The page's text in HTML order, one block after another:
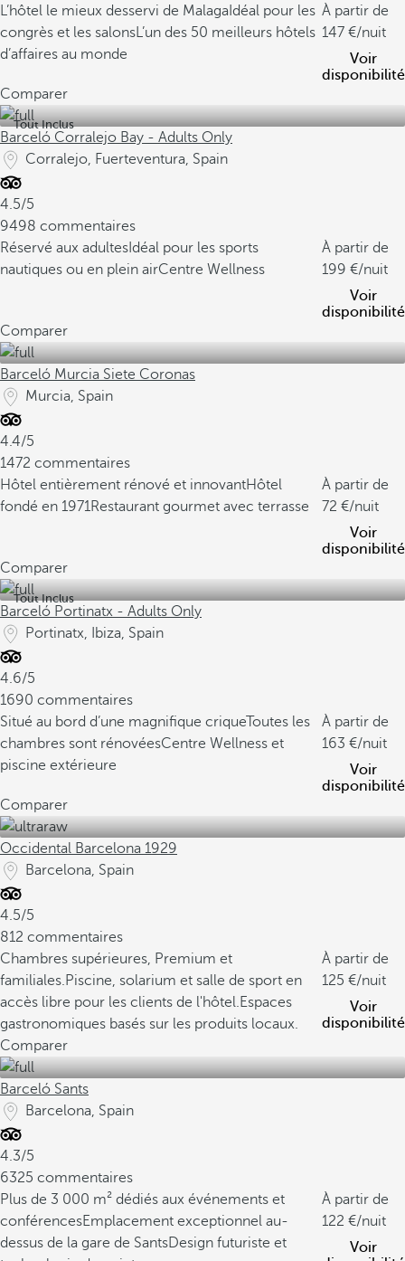
L’hôtel le mieux desservi de Malaga Idéal pour les
congrès et les salonsL’un des 50 meilleurs hôtels
d’affaires au monde
À partir de
147
/nuit
Voir
disponibilité
Comparer
Tout Inclus
Barceló Corralejo Bay - Adults Only
Corralejo, Fuerteventura, Spain
4.5/5
9498 commentaires
Réservé aux adultes Idéal pour les sports
nautiques ou en plein airCentre Wellness
À partir de
199
/nuit
Voir
disponibilité
Comparer
Barceló Murcia Siete Coronas
Murcia, Spain
4.4/5
1472 commentaires
Hôtel entièrement rénové et innovantHôtel
fondé en 1971Restaurant gourmet avec terrasse
À partir de
72
/nuit
Voir
disponibilité
Comparer
Tout Inclus
Barceló Portinatx - Adults Only
Portinatx, Ibiza, Spain
4.6/5
1690 commentaires
Situé au bord d’une magnifique criqueToutes les
chambres sont rénovéesCentre Wellness et
piscine extérieure
À partir de
163
/nuit
Voir
disponibilité
Comparer
Occidental Barcelona 1929
Barcelona, Spain
4.5/5
812 commentaires
Chambres supérieures, Premium et
familiales.Piscine, solarium et salle de sport en
accès libre pour les clients de l'hôtel.Espaces
gastronomiques basés sur les produits locaux.
À partir de
125
/nuit
Voir
disponibilité
Comparer
Barceló Sants
Barcelona, Spain
4.3/5
6325 commentaires
Plus de 3 000 m² dédiés aux événements et
conférencesEmplacement exceptionnel au-
dessus de la gare de SantsDesign futuriste et
À partir de
122
/nuit
Voir